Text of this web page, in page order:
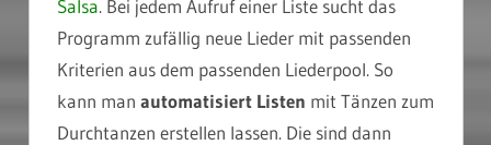
Salsa. Bei jedem Aufruf einer Liste sucht das
Programm zufällig neue Lieder mit passenden
Kriterien aus dem passenden Liederpool. So
kann man automatisiert Listen mit Tänzen zum
Durchtanzen erstellen lassen. Die sind dann